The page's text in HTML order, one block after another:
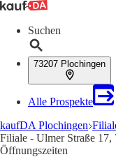
Suchen
73207 Plochingen
Alle Prospekte
kaufDA Plochingen
Filiale - Ulmer Straße 17,
Öffnungszeiten